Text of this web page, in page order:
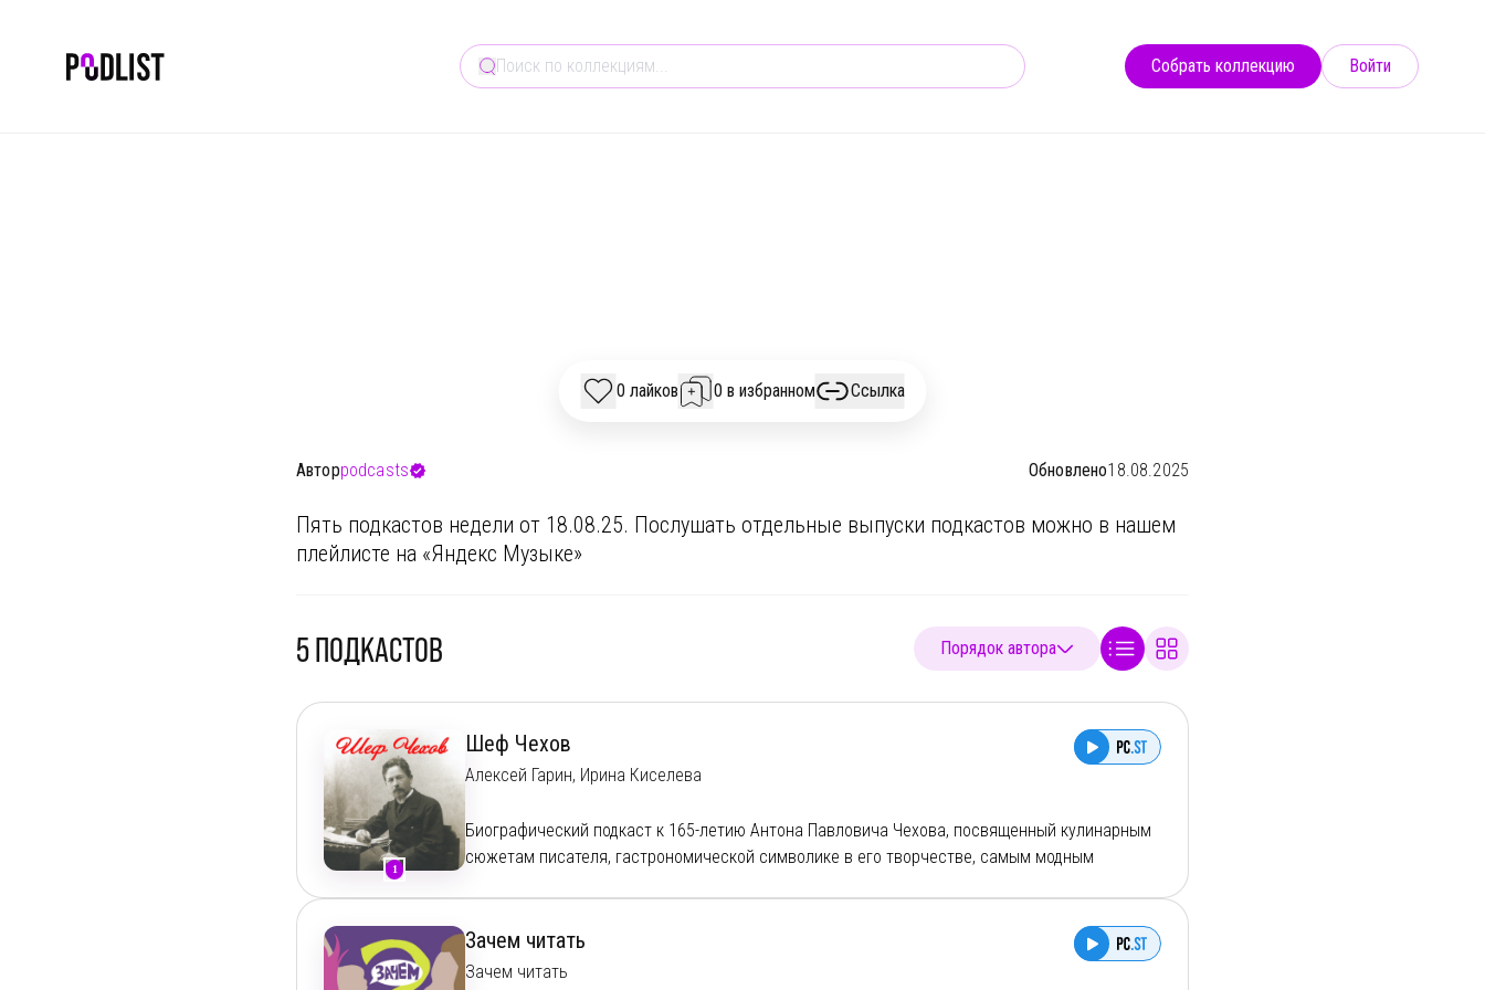
Собрать коллекцию Войти
0 лайков 0 в избранном Ссылка
Авторpodcasts Обновлено18.08.2025
Пять подкастов недели от 18.08.25. Послушать отдельные выпуски подкастов можно в нашем
плейлисте на «Яндекс Музыке»
5ПОДКАСТОВ Порядок автора
1
Шеф Чехов
Алексей Гарин, Ирина Киселева
Биографический подкаст к 165-летию Антона Павловича Чехова, посвященный кулинарным
сюжетам писателя, гастрономической символике в его творчестве, самым модным
старинные поваренные книги по приготовлению известных блюд традиционной русской
кухни.
Зачем читать
Зачем читать